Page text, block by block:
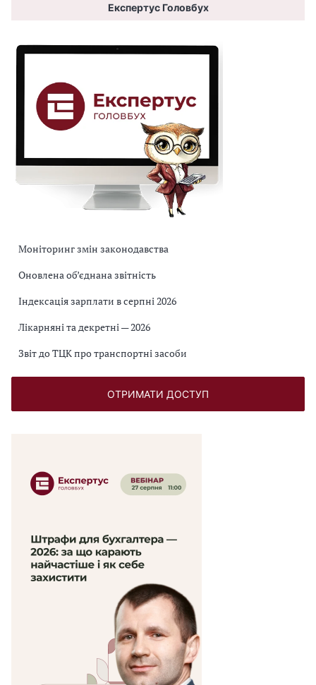
Експертус Головбух
Моніторинг змін законодавства
Оновлена об’єднана звітність
Індексація зарплати в серпні 2026
Лікарняні та декретні — 2026
Звіт до ТЦК про транспортні засоби
ОТРИМАТИ ДОСТУП